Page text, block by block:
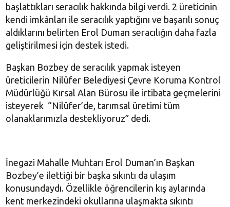
başlattıkları seracılık hakkında bilgi verdi. 2 üreticinin
kendi imkânları ile seracılık yaptığını ve başarılı sonuç
aldıklarını belirten Erol Duman seracılığın daha fazla
geliştirilmesi için destek istedi.
Başkan Bozbey de seracılık yapmak isteyen
üreticilerin Nilüfer Belediyesi Çevre Koruma Kontrol
Müdürlüğü Kırsal Alan Bürosu ile irtibata geçmelerini
isteyerek “Nilüfer’de, tarımsal üretimi tüm
olanaklarımızla destekliyoruz” dedi.
İnegazi Mahalle Muhtarı Erol Duman’ın Başkan
Bozbey’e ilettiği bir başka sıkıntı da ulaşım
konusundaydı. Özellikle öğrencilerin kış aylarında
kent merkezindeki okullarına ulaşmakta sıkıntı